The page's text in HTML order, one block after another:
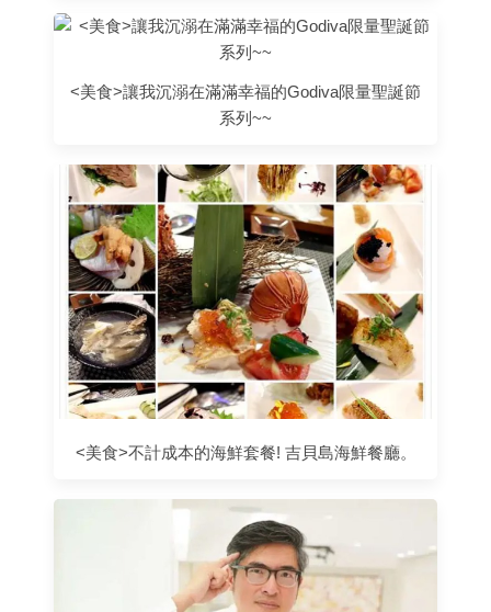
<美食>讓我沉溺在滿滿幸福的Godiva限量聖誕節
系列~~
<美食>不計成本的海鮮套餐! 吉貝島海鮮餐廳。